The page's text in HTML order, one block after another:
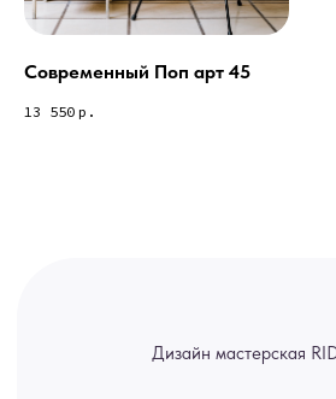
Современный Поп арт 45
13 550 р.
изделия на заказ